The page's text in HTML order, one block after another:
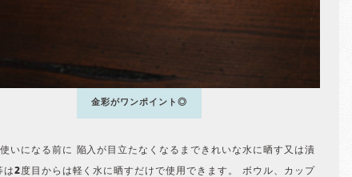
金彩がワンポイント◎
いになる前に 陥入が目立たなくなるまできれいな水に晒す又は漬
は2度目からは軽く水に晒すだけで使用できます。 ボウル、カップ